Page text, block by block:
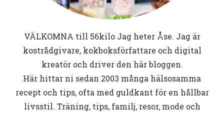
VÄLKOMNA till 56kiloJag heter Åse. Jag är
kostrådgivare, kokboksförfattare och digital
kreatör och driver den här bloggen.
Här hittar ni sedan 2003 många hälsosamma
recept och tips, ofta med guldkant för en hållbar
livsstil. Träning, tips, familj, resor, mode och